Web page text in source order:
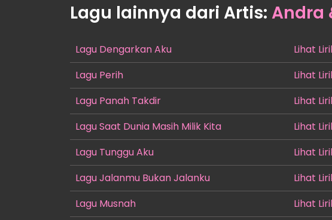
Lagu lainnya dari Artis: Andra
Lagu Dengarkan Aku
Lihat
Lagu Perih
Lihat
Lagu Panah Takdir
Lihat
Lagu Saat Dunia Masih Milik Kita
Lihat
Lagu Tunggu Aku
Lihat
Lagu Jalanmu Bukan Jalanku
Lihat
Lagu Musnah
Lihat